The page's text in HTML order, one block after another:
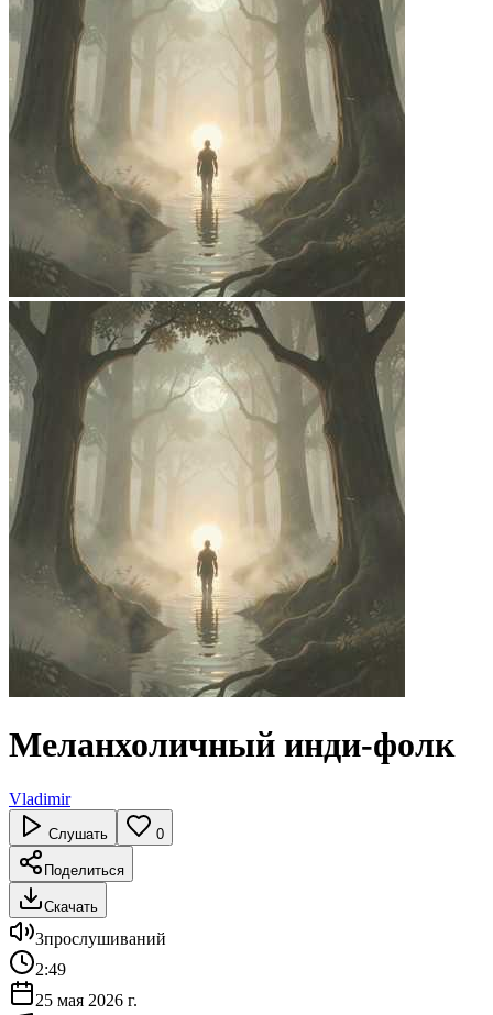
Меланхоличный инди-фолк
Vladimir
Слушать 0
Поделиться
Скачать
3прослушиваний
2:49
25 мая 2026 г.